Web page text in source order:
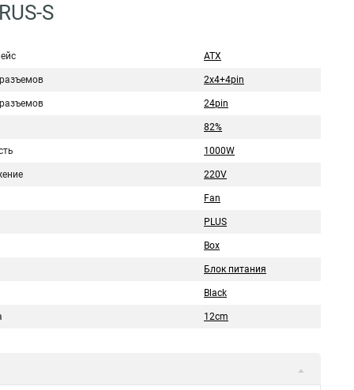
S
ATX
2x4+4pin
24pin
82%
1000W
220V
Fan
PLUS
Box
Блок питания
Black
12cm